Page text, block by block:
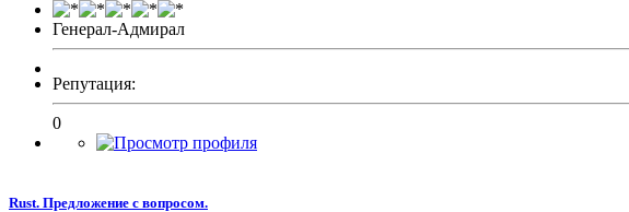
Генерал-Адмирал
Репутация:
0
Rust. Предложение с вопросом.